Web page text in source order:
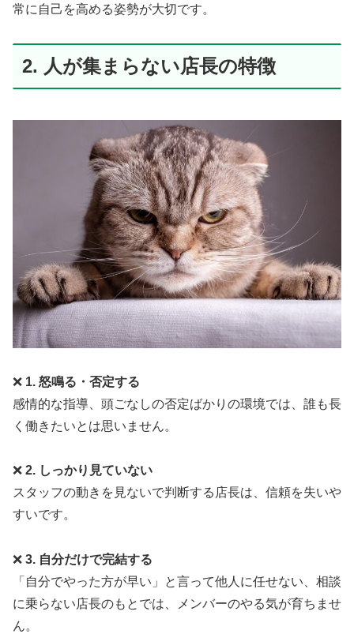
常に自己を高める姿勢が大切です。
2. 人が集まらない店長の特徴
❌ 1. 怒鳴る・否定する
感情的な指導、頭ごなしの否定ばかりの環境では、誰も長
く働きたいとは思いません。
❌ 2. しっかり見ていない
スタッフの動きを見ないで判断する店長は、信頼を失いや
すいです。
❌ 3. 自分だけで完結する
「自分でやった方が早い」と言って他人に任せない、相談
に乗らない店長のもとでは、メンバーのやる気が育ちませ
ん。